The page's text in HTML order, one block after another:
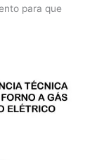
para que